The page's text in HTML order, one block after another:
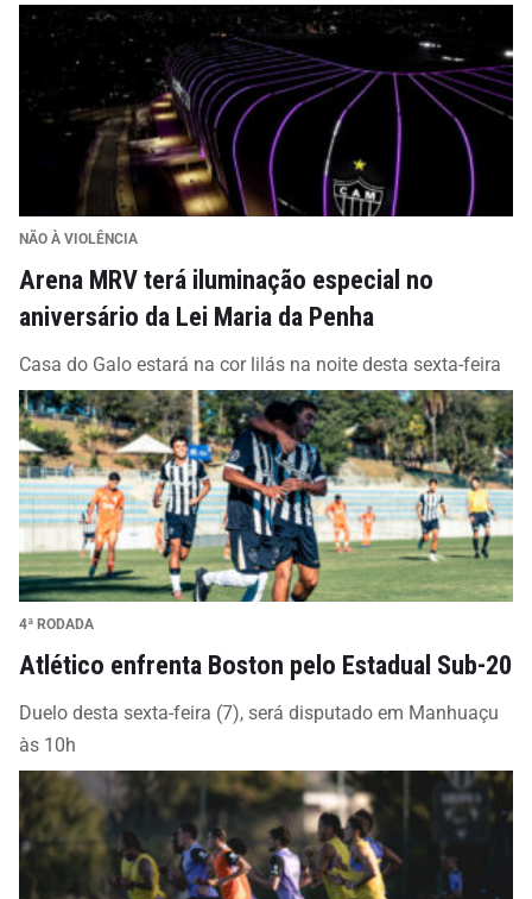
NÃO À VIOLÊNCIA
Arena MRV terá iluminação especial no
aniversário da Lei Maria da Penha
Casa do Galo estará na cor lilás na noite desta sexta-feira
4ª RODADA
Atlético enfrenta Boston pelo Estadual Sub-20
Duelo desta sexta-feira (7), será disputado em Manhuaçu
às 10h